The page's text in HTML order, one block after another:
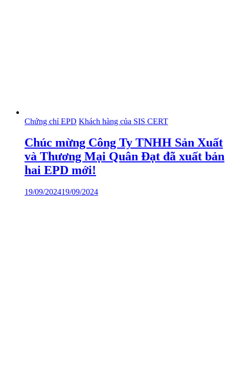
Chứng chỉ EPD Khách hàng của SIS CERT
Chúc mừng Công Ty TNHH Sản Xuất
và Thương Mại Quân Đạt đã xuất bản
hai EPD mới!
19/09/202419/09/2024